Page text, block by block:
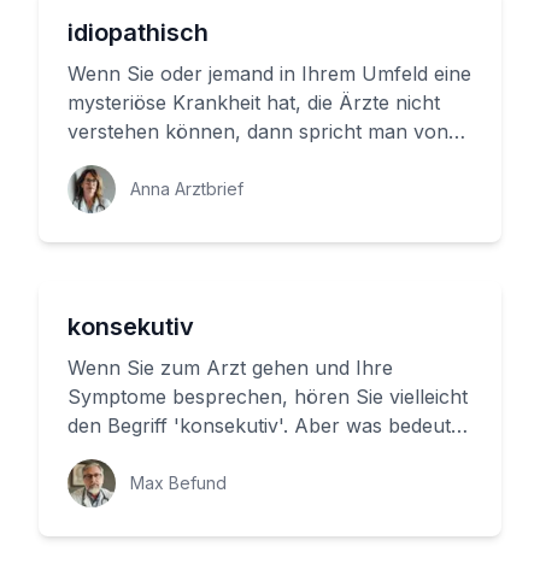
idiopathisch
Wenn Sie oder jemand in Ihrem Umfeld eine
mysteriöse Krankheit hat, die Ärzte nicht
verstehen können, dann spricht man von
einer idiopathischen Krankh...
Anna Arztbrief
konsekutiv
Wenn Sie zum Arzt gehen und Ihre
Symptome besprechen, hören Sie vielleicht
den Begriff 'konsekutiv'. Aber was bedeutet
das genau? In diesem Artikel mö...
Max Befund